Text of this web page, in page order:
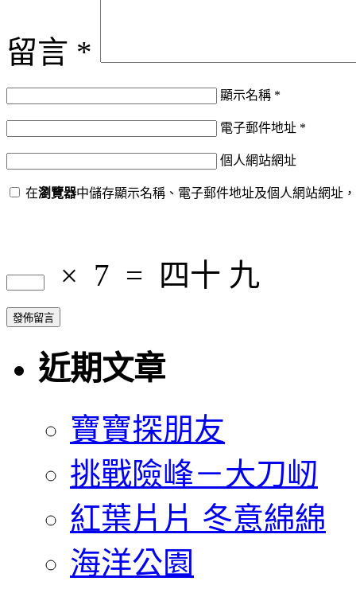
留言 *
顯示名稱 *
電子郵件地址 *
個人網站網址
在瀏覽器中儲存顯示名稱、電子郵件地址及個人網站網址
× 7 = 四十 九
近期文章
寶寶探朋友
挑戰險峰－大刀屻
紅葉片片 冬意綿綿
海洋公園